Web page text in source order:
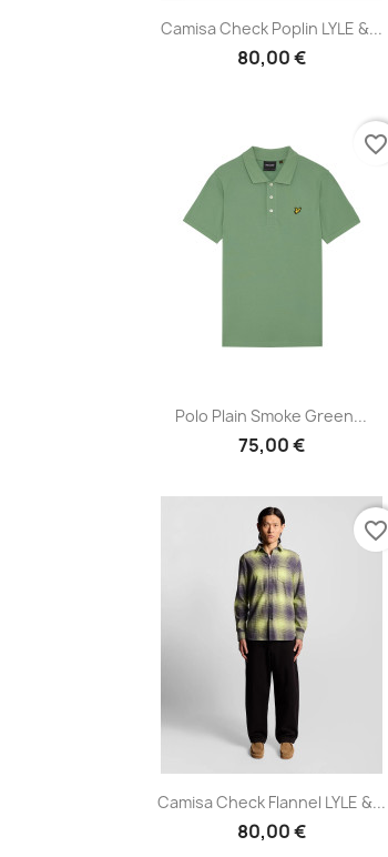
Vista rápida
Camisa Check Poplin LYLE &...
80,00 €
Vista rápida
Polo Plain Smoke Green...
75,00 €
favorite_border
Vista rápida
Camisa Check Flannel LYLE &...
80,00 €
favorite_border